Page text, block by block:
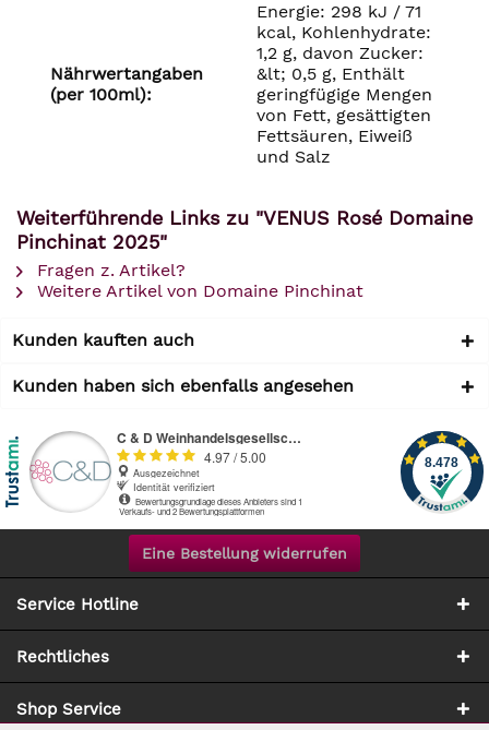
Nährwertangaben
(per 100ml):
Energie: 298 kJ / 71
kcal, Kohlenhydrate:
1,2 g, davon Zucker:
&lt; 0,5 g, Enthält
geringfügige Mengen
von Fett, gesättigten
Fettsäuren, Eiweiß
und Salz
Weiterführende Links zu "VENUS Rosé Domaine
Pinchinat 2025"
Fragen z. Artikel?
Weitere Artikel von Domaine Pinchinat
Kunden kauften auch
Kunden haben sich ebenfalls angesehen
Eine Bestellung widerrufen
Service Hotline
Rechtliches
Shop Service